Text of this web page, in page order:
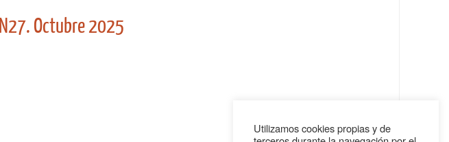
N27. Octubre 2025
Utilizamos cookies propias y de